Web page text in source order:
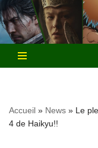
Aller
au
contenu
Accueil » News » Le
4 de Haikyu!!